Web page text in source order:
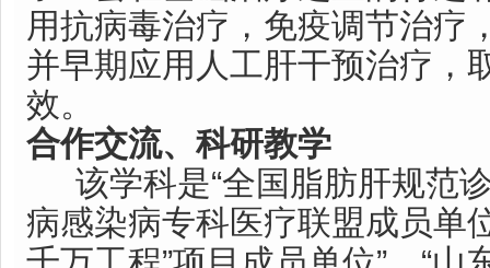
用抗病毒治疗，免疫调节治疗
并早期应用人工肝干预治疗，
效。
合作交流、科研教学
该学科是“全国脂肪肝规范诊
病感染病专科医疗联盟成员单